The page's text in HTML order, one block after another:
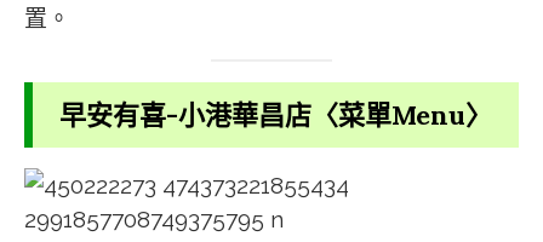
置。
早安有喜-小港華昌店〈菜單Menu〉